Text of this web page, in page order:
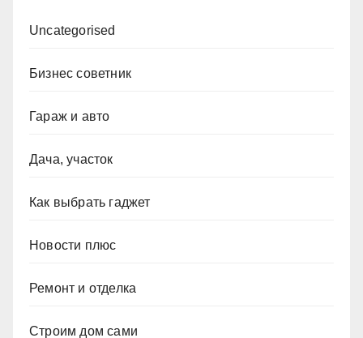
Uncategorised
Бизнес советник
Гараж и авто
Дача, участок
Как выбрать гаджет
Новости плюс
Ремонт и отделка
Строим дом сами